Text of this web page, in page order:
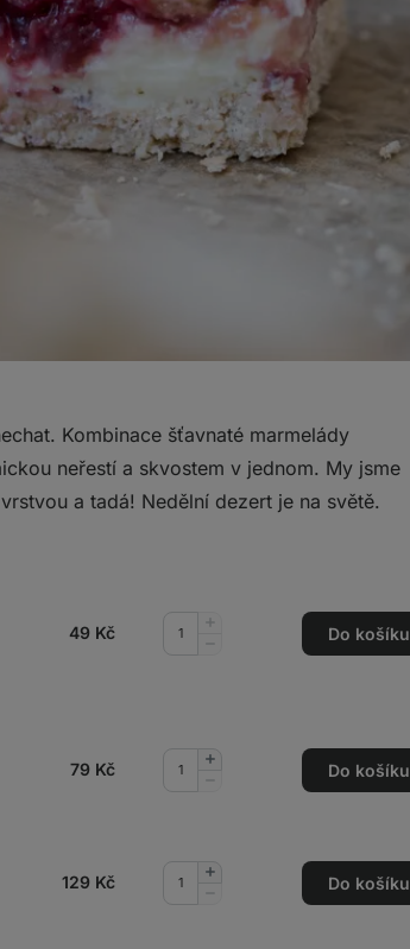
Kombinace šťavnaté marmelády
neřestí a skvostem v jednom. My jsme
a tadá! Nedělní dezert je na světě.
49 Kč
Přidat
Do košíku
79 Kč
Přidat
Do košíku
129 Kč
Přidat
Do košíku